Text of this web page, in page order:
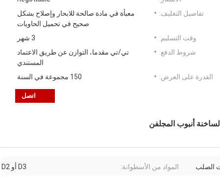
تفاصيل التغليف:
معبأة في مادة صالحة للابحار وإصلاح بشكل
صحيح في تحميل الحاويات
وقت التسليم:
3 شهر
شروط الدفع:
تي/تي مقدما، التوازن عن طريق الاعتماد
المستندي
القدرة على العرض:
150 مجموعة في السنة
اتصل
أنبوب المجلفن
الصلب المواد من الأسطوانة: D3 أو D2